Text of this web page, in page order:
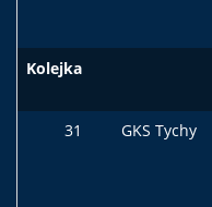
Kolejka
31 GKS Tychy